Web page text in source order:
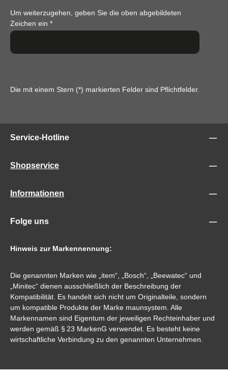
Um weiterzugehen, geben Sie die oben abgebildeten
Zeichen ein *
Die mit einem Stern (*) markierten Felder sind Pflichtfelder.
Service-Hotline
Shopservice
Informationen
Folge uns
Hinweis zur Markennennung:
Die genannten Marken wie „item“, „Bosch“, „Beewatec“ und
„Minitec“ dienen ausschließlich der Beschreibung der
Kompatibilität. Es handelt sich nicht um Originalteile, sondern
um kompatible Produkte der Marke maunsystem. Alle
Markennamen sind Eigentum der jeweiligen Rechteinhaber und
werden gemäß § 23 MarkenG verwendet. Es besteht keine
wirtschaftliche Verbindung zu den genannten Unternehmen.